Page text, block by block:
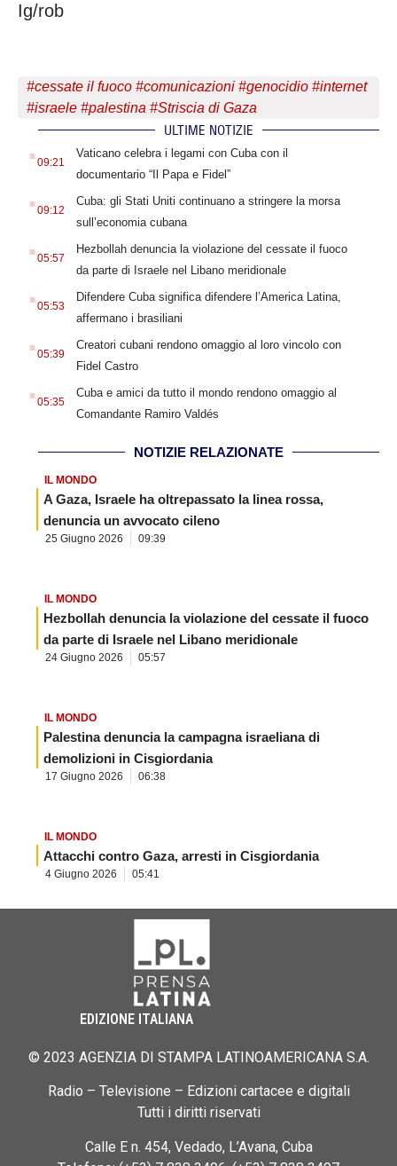
Ig/rob
#cessate il fuoco #comunicazioni #genocidio #internet
#israele #palestina #Striscia di Gaza
ULTIME NOTIZIE
. 09:21
Vaticano celebra i legami con Cuba con il
documentario “Il Papa e Fidel”
. 09:12
Cuba: gli Stati Uniti continuano a stringere la morsa
sull’economia cubana
. 05:57
Hezbollah denuncia la violazione del cessate il fuoco
da parte di Israele nel Libano meridionale
. 05:53
Difendere Cuba significa difendere l’America Latina,
affermano i brasiliani
. 05:39
Creatori cubani rendono omaggio al loro vincolo con
Fidel Castro
. 05:35
Cuba e amici da tutto il mondo rendono omaggio al
Comandante Ramiro Valdés
NOTIZIE RELAZIONATE
IL MONDO
A Gaza, Israele ha oltrepassato la linea rossa,
denuncia un avvocato cileno
25 Giugno 2026 09:39
IL MONDO
Hezbollah denuncia la violazione del cessate il fuoco
da parte di Israele nel Libano meridionale
24 Giugno 2026 05:57
IL MONDO
Palestina denuncia la campagna israeliana di
demolizioni in Cisgiordania
17 Giugno 2026 06:38
IL MONDO
Attacchi contro Gaza, arresti in Cisgiordania
4 Giugno 2026 05:41
EDIZIONE ITALIANA
© 2023 AGENZIA DI STAMPA LATINOAMERICANA S.A.
Radio – Televisione – Edizioni cartacee e digitali
Tutti i diritti riservati
Calle E n. 454, Vedado, L’Avana, Cuba